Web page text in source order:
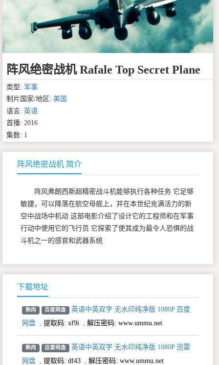
阵风绝密战机 Rafale Top Secret Plane
类型: 军事
制片国家/地区: 美国
语言: 英语
首播: 2016
集数: 1
阵风绝密战机 简介
阵风弗朗西斯超精密战斗机能够执行各种任务 它足够
敏捷，可以降落在航空母舰上，并在本世纪充满活力的新
空中战场中机动 这部电影介绍了设计它的工程师和在军事
行动中使用它的飞行员 它探索了使其成为最令人恐惧的战
斗机之一的感官和武器系统
下载地址
熟肉 百度网盘
英语中英双字 无水印纯净版 1080P 百度
网盘 , 提取码: xf9i , 解压密码: www.ummu.net
熟肉 迅雷网盘
英语中英双字 无水印纯净版 1080P 迅雷
网盘 , 提取码: df43 , 解压密码: www.ummu.net